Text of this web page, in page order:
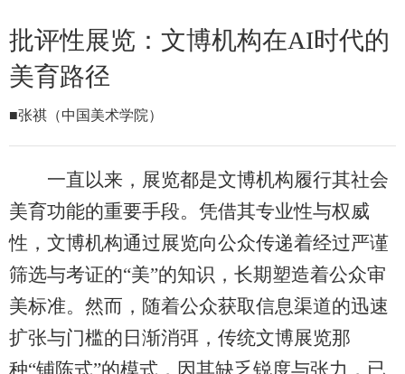
批评性展览：文博机构在AI时代的
美育路径
■张祺（中国美术学院）
一直以来，展览都是文博机构履行其社会
美育功能的重要手段。凭借其专业性与权威
性，文博机构通过展览向公众传递着经过严谨
筛选与考证的“美”的知识，长期塑造着公众审
美标准。然而，随着公众获取信息渠道的迅速
扩张与门槛的日渐消弭，传统文博展览那
种“铺陈式”的模式，因其缺乏锐度与张力，已